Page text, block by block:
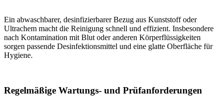
Ein abwaschbarer, desinfizierbarer Bezug aus Kunststoff oder
Ultrachem macht die Reinigung schnell und effizient. Insbesondere
nach Kontamination mit Blut oder anderen Körperflüssigkeiten
sorgen passende Desinfektionsmittel und eine glatte Oberfläche für
Hygiene.
Regelmäßige Wartungs- und Prüfanforderungen